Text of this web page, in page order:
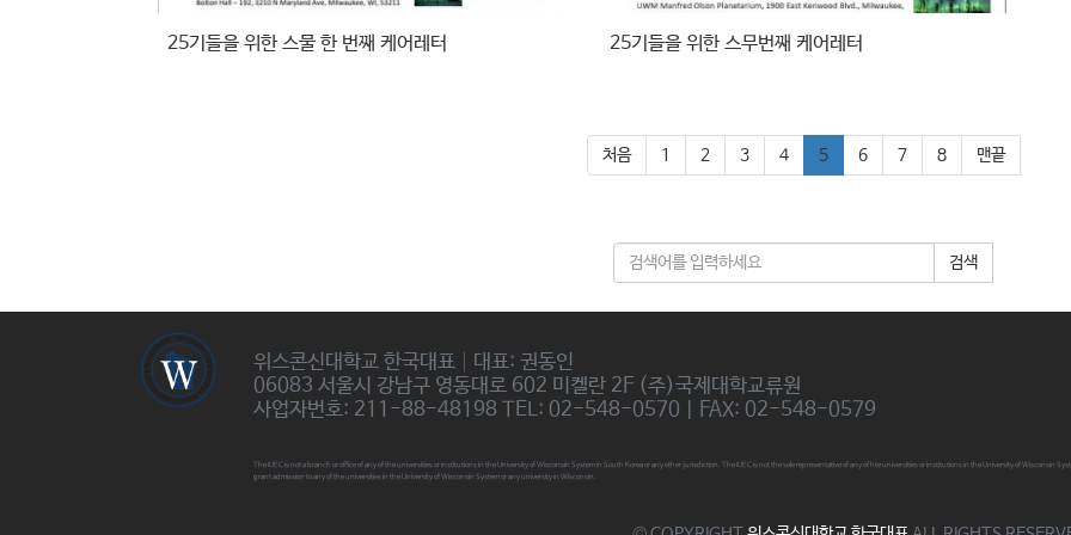
25기들을 위한 스물 한 번째 케어레터 25기들을 위한 스무번째 케어레터
처음 1 2 3 4 5 6 7 8 맨끝
검색
위스콘신대학교 한국대표│대표: 권동인
06083 서울시 강남구 영동대로 602 미켈란 2F (주)국제대학교류원
사업자번호: 211-88-48198 TEL: 02-548-0570 | FAX: 02-548-0579
The IUEC is not a branch or office of any of the universities or institutions in the University of Wisconsin System in South Korea or any other jurisdiction. The IUEC is not the sole representative of any of hte universities or institutions in the University of
grant admission to any of the universities in the University of Wisconsin System or any university in Wisconsin.